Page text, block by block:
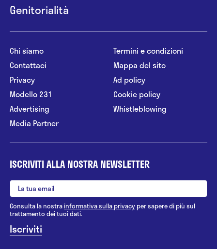
Genitorialità
Chi siamo
Contattaci
Privacy
Modello 231
Advertising
Media Partner
Termini e condizioni
Mappa del sito
Ad policy
Cookie policy
Whistleblowing
ISCRIVITI ALLA NOSTRA NEWSLETTER
Consulta la nostrainformativa sulla privacy per sapere di più sul
trattamento dei tuoi dati.